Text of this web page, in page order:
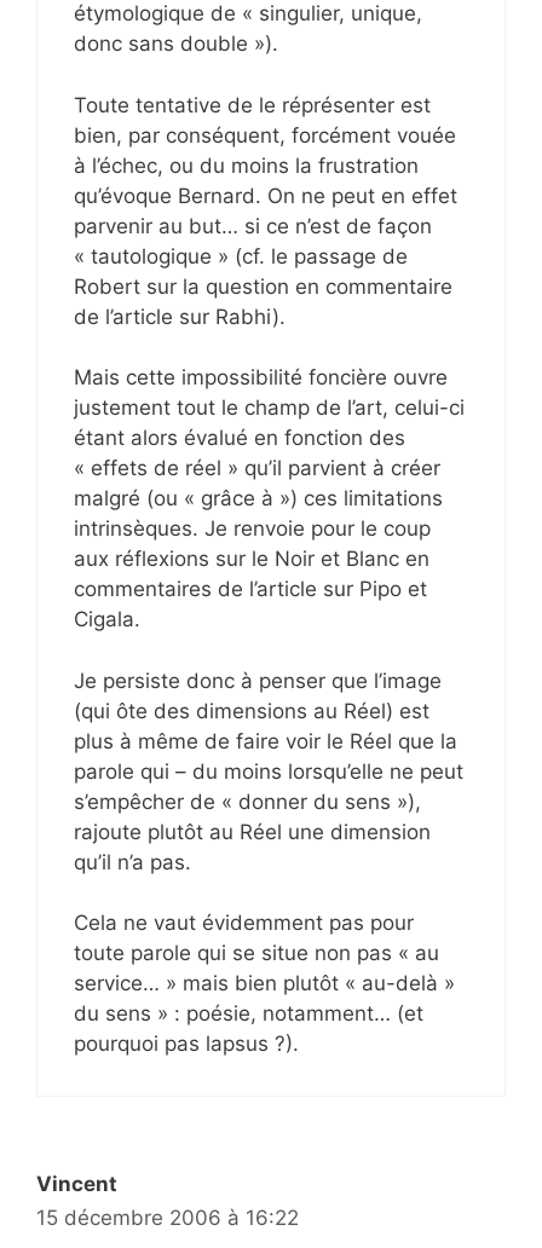
étymologique de « singulier, unique,
donc sans double »).
Toute tentative de le réprésenter est
bien, par conséquent, forcément vouée
à l’échec, ou du moins la frustration
qu’évoque Bernard. On ne peut en effet
parvenir au but… si ce n’est de façon
« tautologique » (cf. le passage de
Robert sur la question en commentaire
de l’article sur Rabhi).
Mais cette impossibilité foncière ouvre
justement tout le champ de l’art, celui-ci
étant alors évalué en fonction des
« effets de réel » qu’il parvient à créer
malgré (ou « grâce à ») ces limitations
intrinsèques. Je renvoie pour le coup
aux réflexions sur le Noir et Blanc en
commentaires de l’article sur Pipo et
Cigala.
Je persiste donc à penser que l’image
(qui ôte des dimensions au Réel) est
plus à même de faire voir le Réel que la
parole qui – du moins lorsqu’elle ne peut
s’empêcher de « donner du sens »),
rajoute plutôt au Réel une dimension
qu’il n’a pas.
Cela ne vaut évidemment pas pour
toute parole qui se situe non pas « au
service… » mais bien plutôt « au-delà »
du sens » : poésie, notamment… (et
pourquoi pas lapsus ?).
Vincent
15 décembre 2006 à 16:22